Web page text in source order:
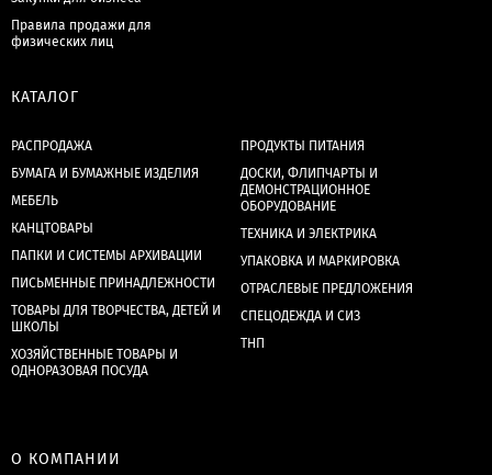
Правила продажи для
физических лиц
КАТАЛОГ
РАСПРОДАЖА
БУМАГА И БУМАЖНЫЕ ИЗДЕЛИЯ
МЕБЕЛЬ
КАНЦТОВАРЫ
ПАПКИ И СИСТЕМЫ АРХИВАЦИИ
ПИСЬМЕННЫЕ ПРИНАДЛЕЖНОСТИ
ТОВАРЫ ДЛЯ ТВОРЧЕСТВА, ДЕТЕЙ И
ШКОЛЫ
ХОЗЯЙСТВЕННЫЕ ТОВАРЫ И
ОДНОРАЗОВАЯ ПОСУДА
ПРОДУКТЫ ПИТАНИЯ
ДОСКИ, ФЛИПЧАРТЫ И
ДЕМОНСТРАЦИОННОЕ
ОБОРУДОВАНИЕ
ТЕХНИКА И ЭЛЕКТРИКА
УПАКОВКА И МАРКИРОВКА
ОТРАСЛЕВЫЕ ПРЕДЛОЖЕНИЯ
СПЕЦОДЕЖДА И СИЗ
ТНП
О КОМПАНИИ